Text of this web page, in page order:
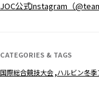
JOC公式Instagram（
CATEGORIES & TAGS
国際総合競技大会 ハルビン冬